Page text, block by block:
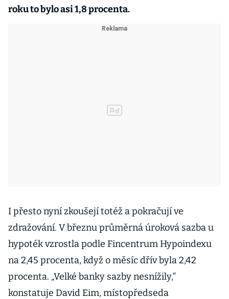
roku to bylo asi 1,8 procenta.
I přesto nyní zkoušejí totéž a pokračují ve
zdražování. V březnu průměrná úroková sazba u
hypoték vzrostla podle Fincentrum Hypoindexu
na 2,45 procenta, když o měsíc dřív byla 2,42
procenta. „Velké banky sazby nesnížily,“
konstatuje David Eim, místopředseda